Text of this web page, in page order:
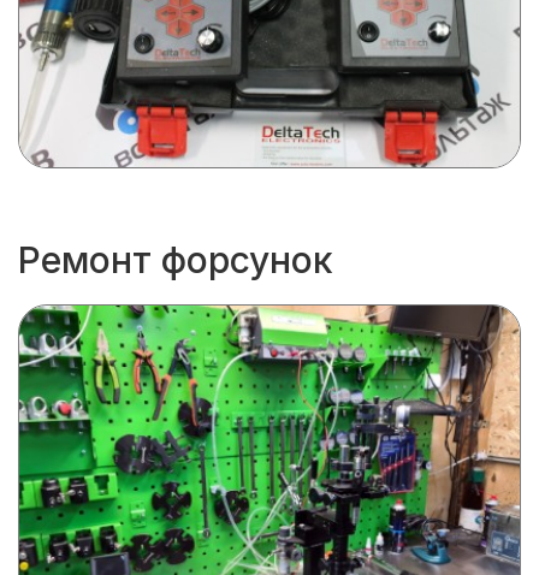
Ремонт форсунок